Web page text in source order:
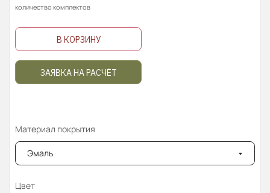
количество комплектов
В КОРЗИНУ
ЗАЯВКА НА РАСЧЁТ
Материал покрытия
Эмаль
Цвет